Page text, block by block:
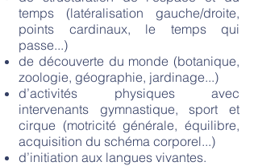
temps (latéralisation gauche/droite,
points cardinaux, le temps qui
passe...)
de découverte du monde (botanique,
zoologie, géographie, jardinage...)
d’activités physiques avec
intervenants gymnastique, sport et
cirque (motricité générale, équilibre,
acquisition du schéma corporel...)
d’initiation aux langues vivantes.